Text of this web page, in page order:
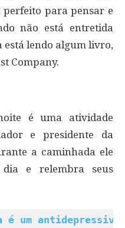
perfeito para pensar e
não está entretida
está lendo algum livro,
Company.
é uma atividade
e presidente da
a caminhada ele
e relembra seus
é um antidepressivo